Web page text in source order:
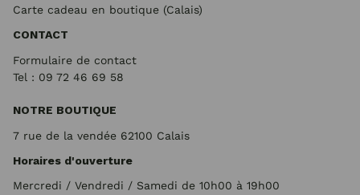
Carte cadeau en boutique (Calais)
CONTACT
Formulaire de contact
Tel : 09 72 46 69 58
NOTRE BOUTIQUE
7 rue de la vendée 62100 Calais
Horaires d'ouverture
Mercredi / Vendredi / Samedi de 10h00 à 19h00